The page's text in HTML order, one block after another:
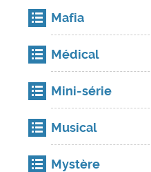
Mafia
Médical
Mini-série
Musical
Mystère